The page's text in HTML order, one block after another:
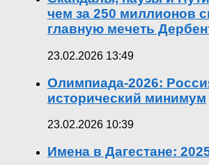
чем за 250 миллионов
главную мечеть
23.02.2026 13:49
Олимпиада-2026:
исторический минимум
23.02.2026 10:39
Имена в Дагестане: